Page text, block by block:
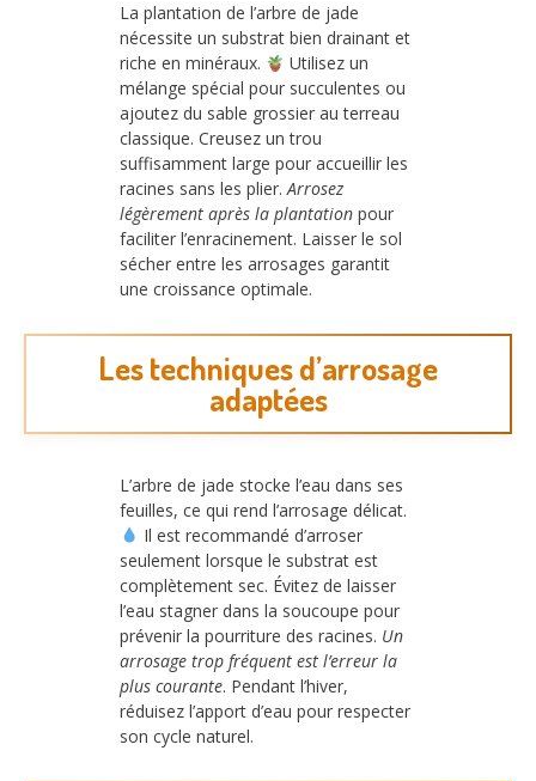
La plantation de l’arbre de jade
nécessite un substrat bien drainant et
riche en minéraux.
Utilisez un
mélange spécial pour succulentes ou
ajoutez du sable grossier au terreau
classique. Creusez un trou
suffisamment large pour accueillir les
racines sans les plier.Arrosez
légèrement après la plantation pour
faciliter l’enracinement. Laisser le sol
sécher entre les arrosages garantit
une croissance optimale.
Les techniques d’arrosage
adaptées
L’arbre de jade stocke l’eau dans ses
feuilles, ce qui rend l’arrosage délicat.
Il est recommandé d’arroser
seulement lorsque le substrat est
complètement sec. Évitez de laisser
l’eau stagner dans la soucoupe pour
prévenir la pourriture des racines. Un
arrosage trop fréquent est l’erreur la
plus courante. Pendant l’hiver,
réduisez l’apport d’eau pour respecter
son cycle naturel.